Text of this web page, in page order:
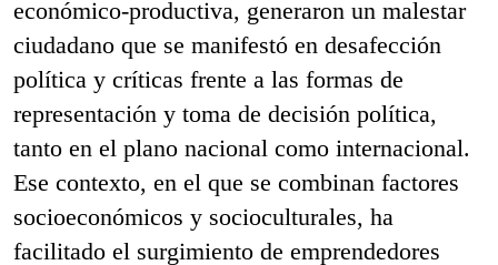
económico-productiva, generaron un malestar
ciudadano que se manifestó en desafección
política y críticas frente a las formas de
representación y toma de decisión política,
tanto en el plano nacional como internacional.
Ese contexto, en el que se combinan factores
socioeconómicos y socioculturales, ha
facilitado el surgimiento de emprendedores